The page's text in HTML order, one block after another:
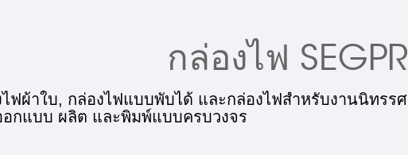
กล่องไฟ
ฟผ้าใบ, กล่องไฟแบบพับได้ และกล่องไฟสำหรับงานนิทร
กแบบ ผลิต และพิมพ์แบบครบวงจร